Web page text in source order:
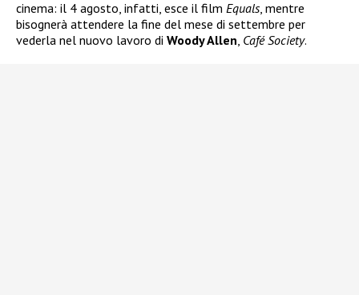
cinema: il 4 agosto, infatti, esce il film Equals, mentre
bisognerà attendere la fine del mese di settembre per
vederla nel nuovo lavoro di Woody Allen Café Society.